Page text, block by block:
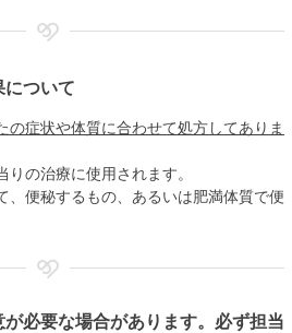
について
の症状や体質に合わせて処方してありま
の治療に使用されます。
、便秘するもの、あるいは肥満体質で便
必要な場合があります。必ず担当